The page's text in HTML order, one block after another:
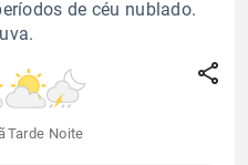
de céu nublado.
Tarde Noite